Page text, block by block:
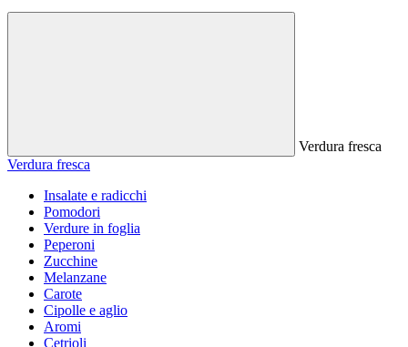
Verdura fresca
Verdura fresca
Insalate e radicchi
Pomodori
Verdure in foglia
Peperoni
Zucchine
Melanzane
Carote
Cipolle e aglio
Aromi
Cetrioli